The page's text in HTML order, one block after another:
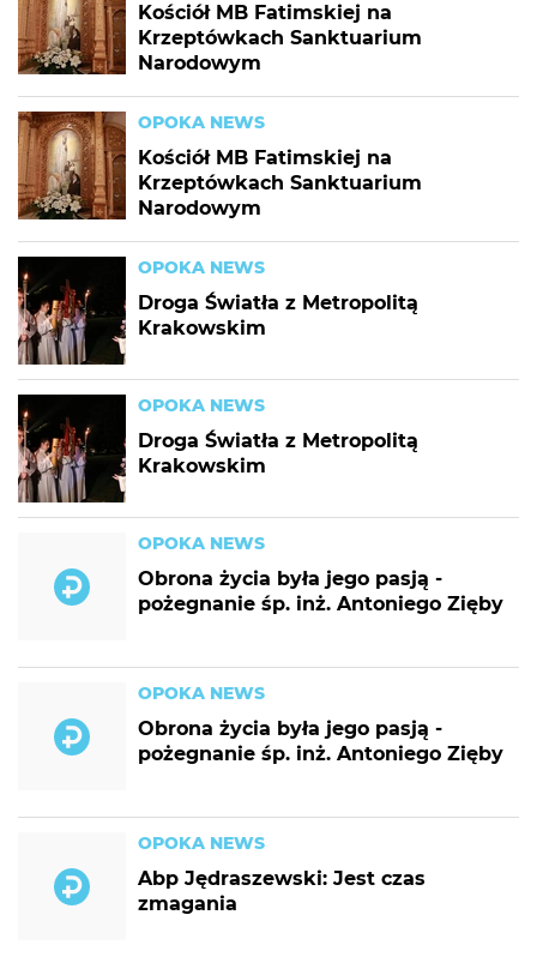
Kościół MB Fatimskiej na
Krzeptówkach Sanktuarium
Narodowym
OPOKA NEWS
Kościół MB Fatimskiej na
Krzeptówkach Sanktuarium
Narodowym
OPOKA NEWS
Droga Światła z Metropolitą
Krakowskim
OPOKA NEWS
Droga Światła z Metropolitą
Krakowskim
OPOKA NEWS
Obrona życia była jego pasją -
pożegnanie śp. inż. Antoniego Zięby
OPOKA NEWS
Obrona życia była jego pasją -
pożegnanie śp. inż. Antoniego Zięby
OPOKA NEWS
Abp Jędraszewski: Jest czas
zmagania